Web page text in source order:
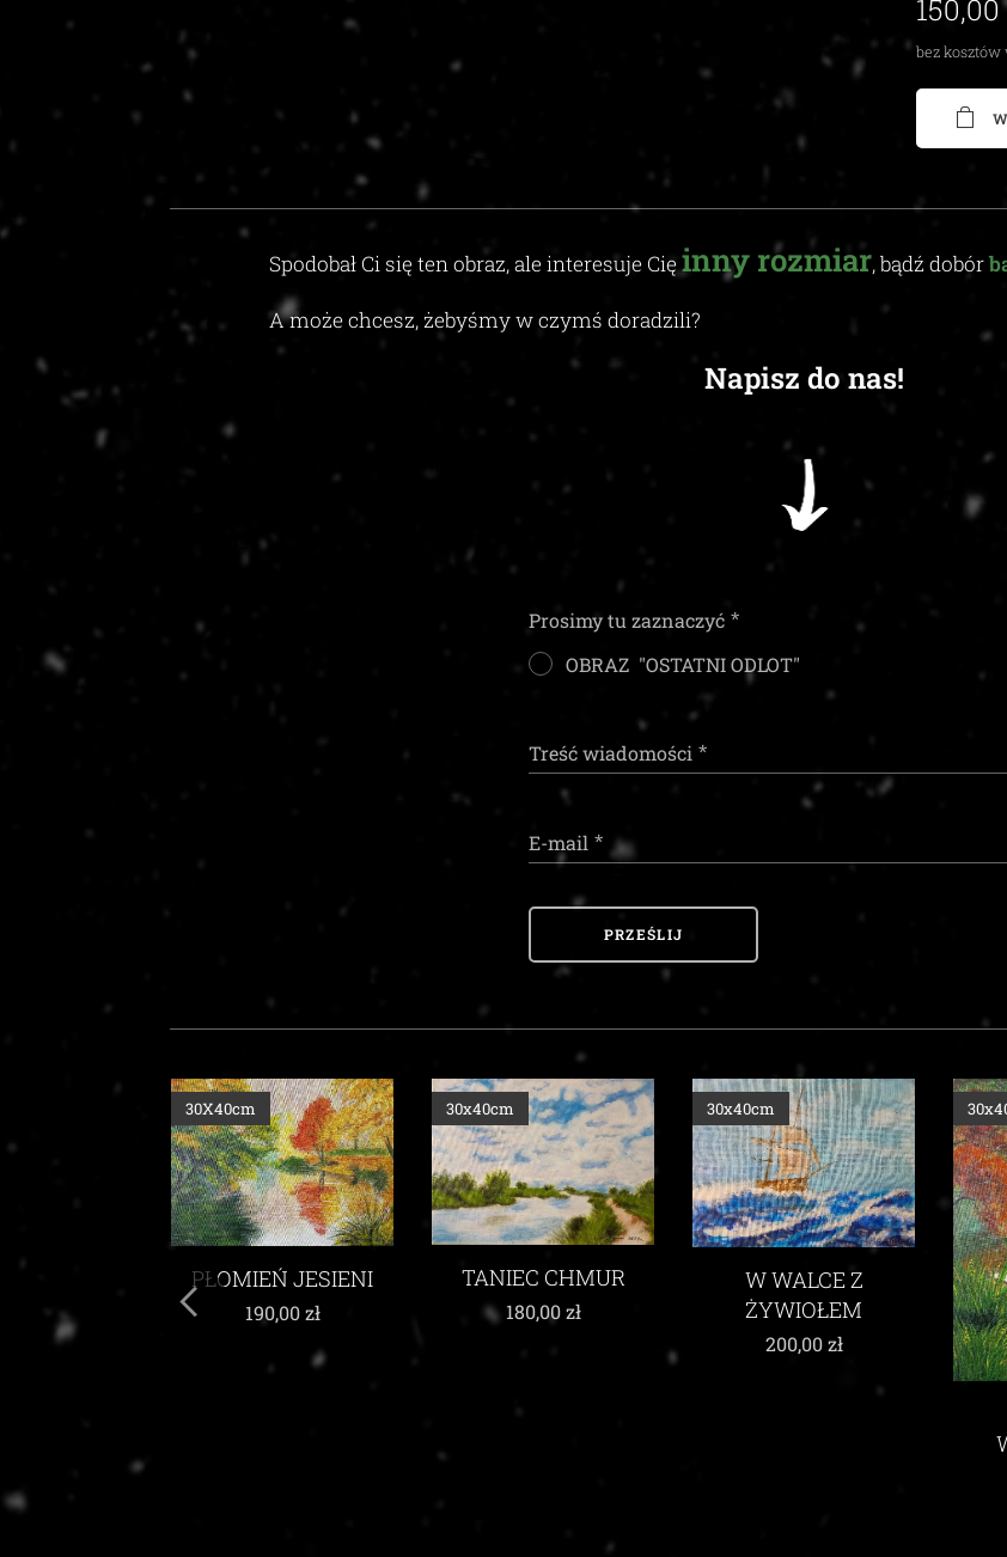
150,00
bez kosztów
Spodobał Ci się ten obraz, ale interesuje Cięinny rozmiar, bądź dobór
A może chcesz, żebyśmy w czymś doradzili?
Napisz do nas!
Prosimy tu zaznaczyć
OBRAZ "OSTATNI ODLOT"
Treść wiadomości
E-mail
PRZEŚLIJ
PŁOMIEŃ JESIENI
30X40cm
190,00zł
TANIEC CHMUR
30x40cm
180,00zł
W WALCE Z
ŻYWIOŁEM
30x40cm
200,00zł